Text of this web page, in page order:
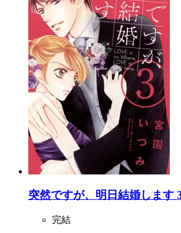
突然ですが、明日結婚します
完結